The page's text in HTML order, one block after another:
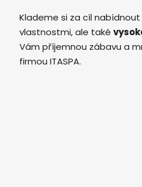
Klademe si za cíl
vlastnostmi, ale také
Vám příjemnou zábavu a
firmou ITASPA.